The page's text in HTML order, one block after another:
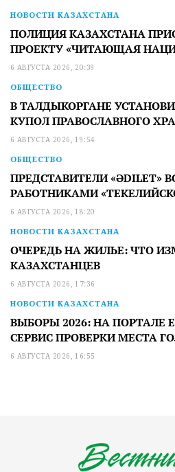
НОВОСТИ КАЗАХСТАНА
ПОЛИЦИЯ КАЗАХСТАНА
ПРОЕКТУ «ЧИТАЮЩАЯ
6 АВГУСТА 2026, 20:39
ОБЩЕСТВО
В ТАЛДЫКОРГАНЕ
КУПОЛ ПРАВОСЛАВНОГО
6 АВГУСТА 2026, 19:54
ОБЩЕСТВО
ПРЕДСТАВИТЕЛИ «ӘDILET»
РАБОТНИКАМИ
6 АВГУСТА 2026, 18:20
НОВОСТИ КАЗАХСТАНА
ОЧЕРЕДЬ НА ЖИЛЬЕ: ЧТО
КАЗАХСТАНЦЕВ
6 АВГУСТА 2026, 17:36
НОВОСТИ КАЗАХСТАНА
ВЫБОРЫ 2026: НА ПОРТАЛЕ
СЕРВИС ПРОВЕРКИ МЕСТА
6 АВГУСТА 2026, 16:55